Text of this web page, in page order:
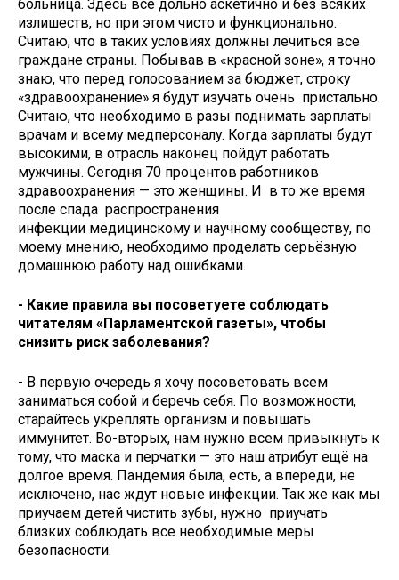
больница. Здесь всё дольно аскетично и без всяких
излишеств, но при этом чисто и функционально.
Считаю, что в таких условиях должны лечиться все
граждане страны. Побывав в «красной зоне», я точно
знаю, что перед голосованием за бюджет, строку
«здравоохранение» я будут изучать очень пристально.
Считаю, что необходимо в разы поднимать зарплаты
врачам и всему медперсоналу. Когда зарплаты будут
высокими, в отрасль наконец пойдут работать
мужчины. Сегодня 70 процентов работников
здравоохранения — это женщины. И в то же время
после спада распространения
инфекции медицинскому и научному сообществу, по
моему мнению, необходимо проделать серьёзную
домашнюю работу над ошибками.
- Какие правила вы посоветуете соблюдать
читателям «Парламентской газеты», чтобы
снизить риск заболевания?
- В первую очередь я хочу посоветовать всем
заниматься собой и беречь себя. По возможности,
старайтесь укреплять организм и повышать
иммунитет. Во-вторых, нам нужно всем привыкнуть к
тому, что маска и перчатки — это наш атрибут ещё на
долгое время. Пандемия была, есть, а впереди, не
исключено, нас ждут новые инфекции. Так же как мы
приучаем детей чистить зубы, нужно приучать
близких соблюдать все необходимые меры
безопасности.